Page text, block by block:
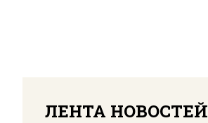
ЛЕНТА НОВОСТЕЙ